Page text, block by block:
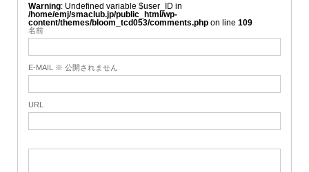
Warning : Undefined variable $user_ID in
/home/emj/smaclub.jp/public_html/wp-
content/themes/bloom_tcd053/comments.phpon line 109
名前
E-MAIL ※ 公開されません
URL